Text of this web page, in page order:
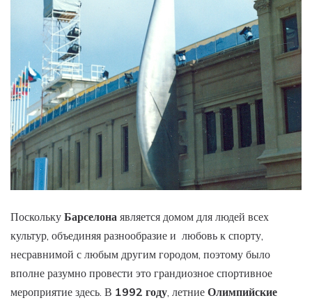
Поскольку Барселона является домом для людей всех
культур, объединяя разнообразие и любовь к спорту,
несравнимой с любым другим городом, поэтому было
вполне разумно провести это грандиозное спортивное
мероприятие здесь. В 1992 году , летние Олимпийские